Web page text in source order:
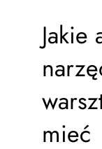
Jakie
mieć